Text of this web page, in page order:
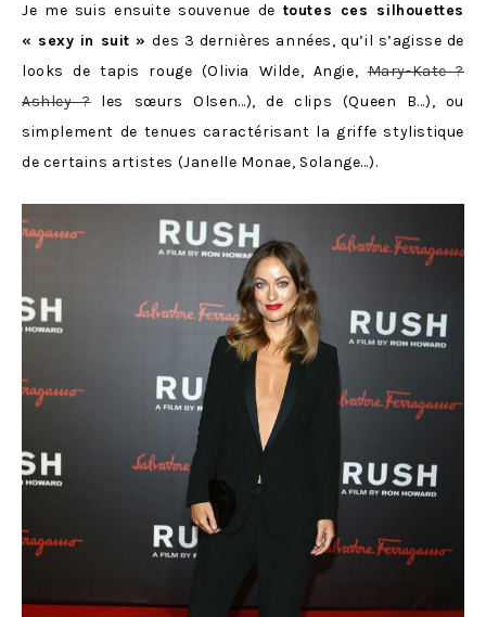
Je me suis ensuite souvenue de toutes ces silhouettes
« sexy in suit »des 3 dernières années, qu’il s’agisse de
looks de tapis rouge (Olivia Wilde, Angie,Mary-Kate ?
Ashley ?les sœurs Olsen…), de clips (Queen B…), ou
simplement de tenues caractérisant la griffe stylistique
de certains artistes (Janelle Monae, Solange…).